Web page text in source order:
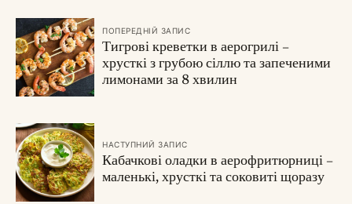
ПОПЕРЕДНІЙ ЗАПИС
Тигрові креветки в аерогрилі –
хрусткі з грубою сіллю та запеченими
лимонами за 8 хвилин
НАСТУПНИЙ ЗАПИС
Кабачкові оладки в аерофритюрниці –
маленькі, хрусткі та соковиті щоразу